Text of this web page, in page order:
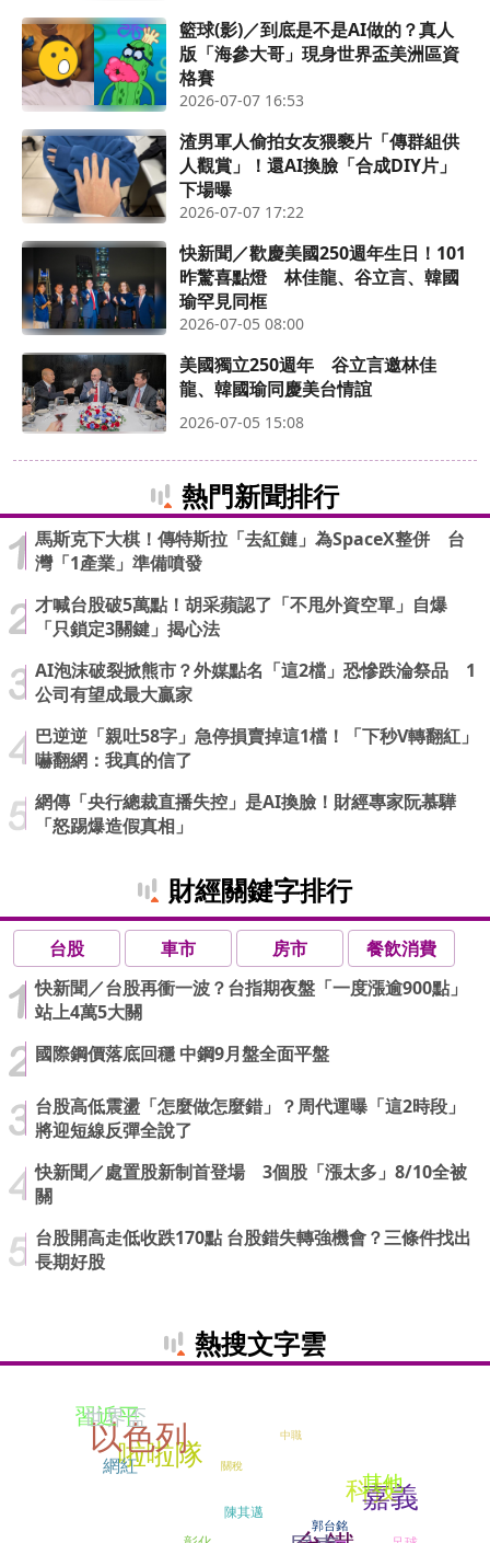
籃球(影)／到底是不是AI做的？真人
版「海參大哥」現身世界盃美洲區資
格賽
2026-07-07 16:53
渣男軍人偷拍女友猥褻片「傳群組供
人觀賞」！還AI換臉「合成DIY片」
下場曝
2026-07-07 17:22
快新聞／歡慶美國250週年生日！101
昨驚喜點燈 林佳龍、谷立言、韓國
瑜罕見同框
2026-07-05 08:00
美國獨立250週年 谷立言邀林佳
龍、韓國瑜同慶美台情誼
2026-07-05 15:08
熱門新聞排行
馬斯克下大棋！傳特斯拉「去紅鏈」為SpaceX整併 台
灣「1產業」準備噴發
才喊台股破5萬點！胡采蘋認了「不甩外資空單」自爆
「只鎖定3關鍵」揭心法
AI泡沫破裂掀熊市？外媒點名「這2檔」恐慘跌淪祭品 1
公司有望成最大贏家
巴逆逆「親吐58字」急停損賣掉這1檔！「下秒V轉翻紅」
嚇翻網：我真的信了
網傳「央行總裁直播失控」是AI換臉！財經專家阮慕驊
「怒踢爆造假真相」
財經關鍵字排行
台股 車市 房市
餐飲消費
快新聞／台股再衝一波？台指期夜盤「一度漲逾900點」
站上4萬5大關
國際鋼價落底回穩 中鋼9月盤全面平盤
台股高低震盪「怎麼做怎麼錯」？周代運曝「這2時段」
將迎短線反彈全說了
快新聞／處置股新制首登場 3個股「漲太多」8/10全被
關
台股開高走低收跌170點 台股錯失轉強機會？三條件找出
長期好股
熱搜文字雲
郭台銘
科技
嘉義
關稅
啦啦隊
網紅
以色列
習近平
世界盃
中職
其他
陳其邁